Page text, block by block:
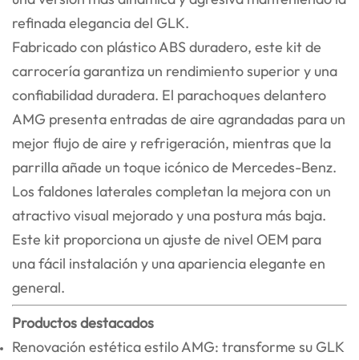
refinada elegancia del GLK.
Fabricado con plástico ABS duradero, este kit de
carrocería garantiza un rendimiento superior y una
confiabilidad duradera. El parachoques delantero
AMG presenta entradas de aire agrandadas para un
mejor flujo de aire y refrigeración, mientras que la
parrilla añade un toque icónico de Mercedes-Benz.
Los faldones laterales completan la mejora con un
atractivo visual mejorado y una postura más baja.
Este kit proporciona un ajuste de nivel OEM para
una fácil instalación y una apariencia elegante en
general.
Productos destacados
Renovación estética estilo AMG: transforme su GLK